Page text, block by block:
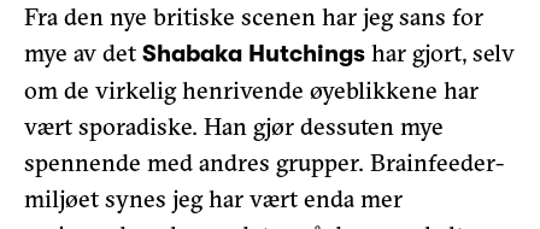
Fra den nye britiske scenen har jeg sans for
mye av det Shabaka Hutchings har gjort, selv
om de virkelig henrivende øyeblikkene har
vært sporadiske. Han gjør dessuten mye
spennende med andres grupper. Brainfeeder-
miljøet synes jeg har vært enda mer